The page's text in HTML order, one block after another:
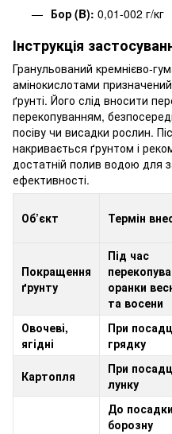
Бор (B): 0,01-002 г/кг
Інструкція
Гранульований кремнієво-
амінокислотами
ґрунті. Його слід вносити
перекопуванням,
посіву чи висадки рослин.
накривається ґрунтом і
достатній полив водою для
ефективності.
Об’єкт Термін
Покращення
ґрунту
Під час
оранки
та восени
Овочеві,
ягідні
При
грядку
Картопля
При
лунку
До
борозну